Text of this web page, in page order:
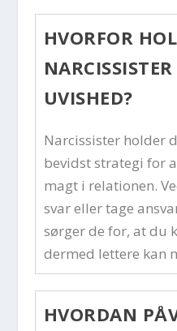
HVORFOR
UVISHED?
Narcissister holder
bevidst strategi for
magt i relationen.
svar eller tage
sørger de for, at du
dermed lettere kan
HVORDAN